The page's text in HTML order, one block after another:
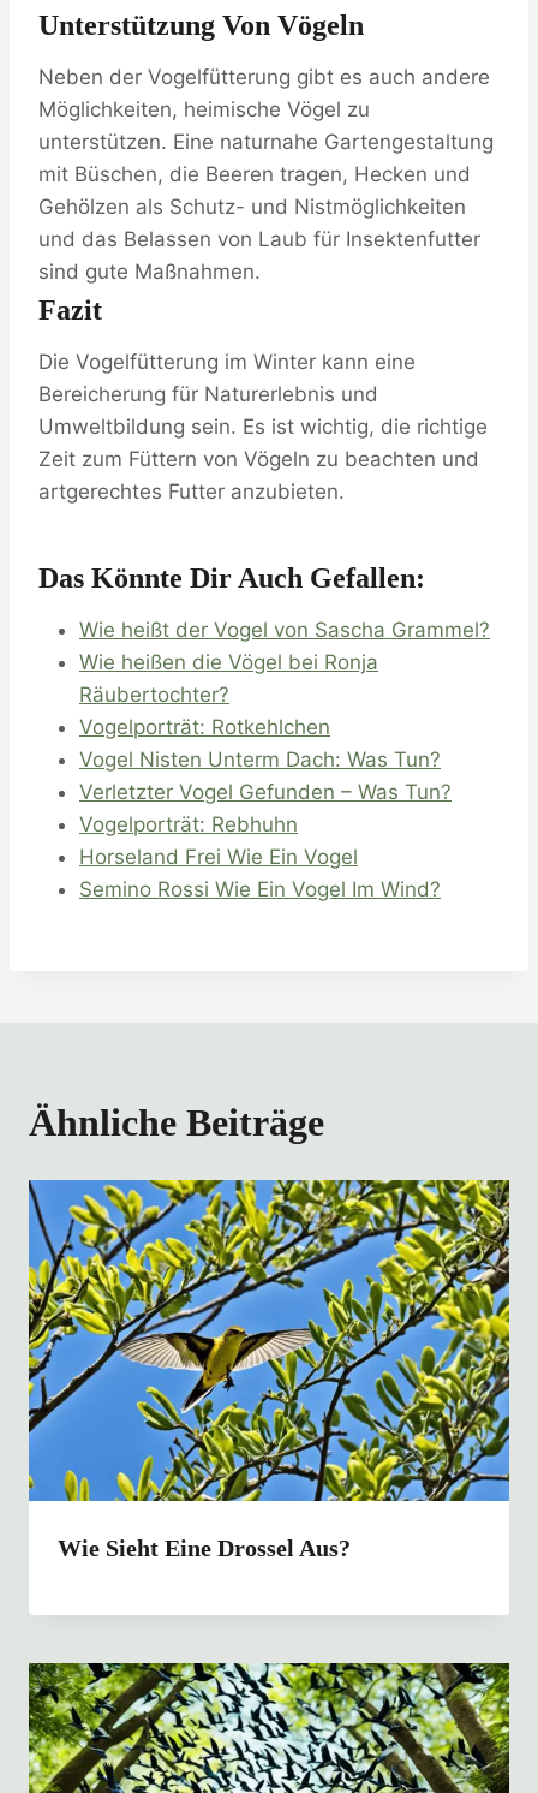
Unterstützung Von Vögeln
Neben der Vogelfütterung gibt es auch andere
Möglichkeiten, heimische Vögel zu
unterstützen. Eine naturnahe Gartengestaltung
mit Büschen, die Beeren tragen, Hecken und
Gehölzen als Schutz- und Nistmöglichkeiten
und das Belassen von Laub für Insektenfutter
sind gute Maßnahmen.
Fazit
Die Vogelfütterung im Winter kann eine
Bereicherung für Naturerlebnis und
Umweltbildung sein. Es ist wichtig, die richtige
Zeit zum Füttern von Vögeln zu beachten und
artgerechtes Futter anzubieten.
Das Könnte Dir Auch Gefallen:
Wie heißt der Vogel von Sascha Grammel?
Wie heißen die Vögel bei Ronja
Räubertochter?
Vogelporträt: Rotkehlchen
Vogel Nisten Unterm Dach: Was Tun?
Verletzter Vogel Gefunden – Was Tun?
Vogelporträt: Rebhuhn
Horseland Frei Wie Ein Vogel
Semino Rossi Wie Ein Vogel Im Wind?
Ähnliche Beiträge
Wie Sieht Eine Drossel Aus?